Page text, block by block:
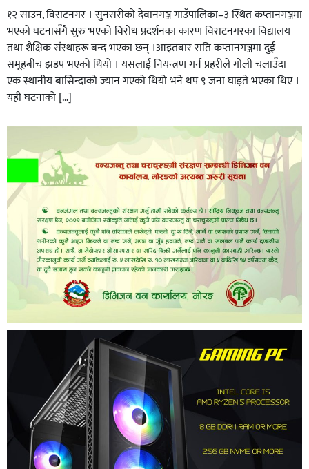
१२ साउन, विराटनगर । सुनसरीको देवानगञ्ज गाउँपालिका–३ स्थित कप्तानगञ्जमा
भएको घटनासँगै सुरु भएको विरोध प्रदर्शनका कारण विराटनगरका विद्यालय
तथा शैक्षिक संस्थाहरू बन्द भएका छन् ।आइतबार राति कप्तानगञ्जमा दुई
समूहबीच झडप भएको थियो । यसलाई नियन्त्रण गर्न प्रहरीले गोली चलाउँदा
एक स्थानीय बासिन्दाको ज्यान गएको थियो भने थप ९ जना घाइते भएका थिए ।
यही घटनाको […]